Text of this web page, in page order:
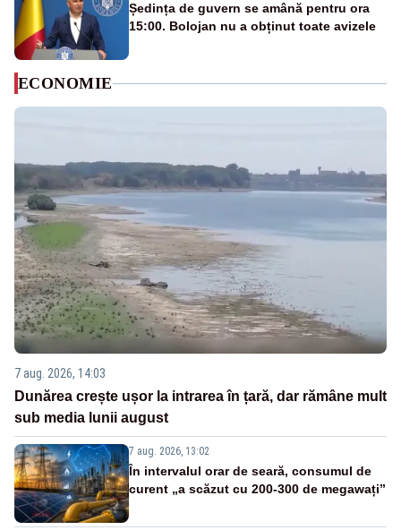
Ședința de guvern se amână pentru ora
15:00. Bolojan nu a obținut toate avizele
ECONOMIE
7 aug. 2026, 14:03
Dunărea crește ușor la intrarea în țară, dar rămâne mult
sub media lunii august
7 aug. 2026, 13:02
În intervalul orar de seară, consumul de
curent „a scăzut cu 200-300 de megawați”